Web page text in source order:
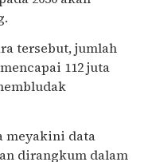
tersebut, jumlah
112 juta
meyakini data
dirangkum dalam